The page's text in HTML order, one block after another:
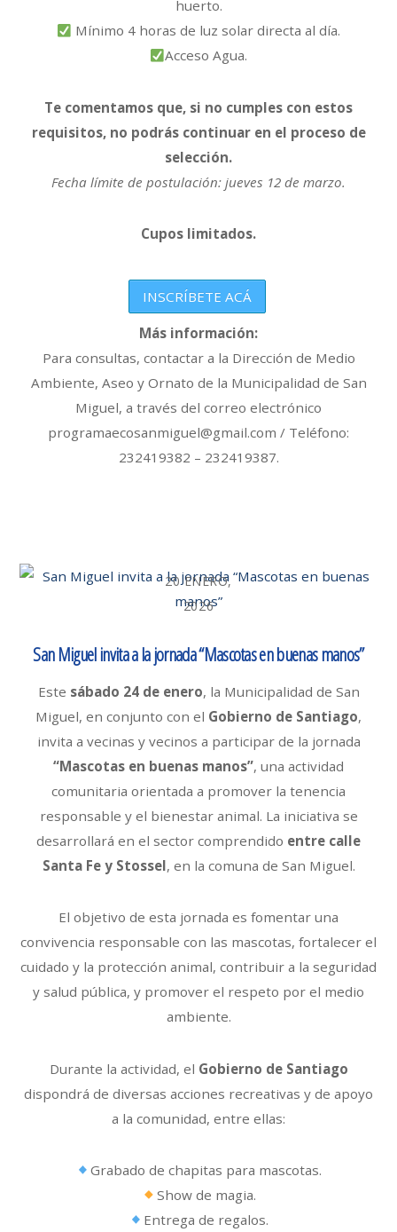
huerto.
Mínimo 4 horas de luz solar directa al día.
Acceso Agua.
Te comentamos que, si no cumples con estos
requisitos, no podrás continuar en el proceso de
selección.
Fecha límite de postulación: jueves 12 de marzo.
Cupos limitados.
INSCRÍBETE ACÁ
Más información:
Para consultas, contactar a la Dirección de Medio
Ambiente, Aseo y Ornato de la Municipalidad de San
Miguel, a través del correo electrónico
programaecosanmiguel@gmail.com / Teléfono:
232419382 – 232419387.
20 ENERO,
2026
San Miguel invita a la jornada “Mascotas en buenas manos”
Este sábado 24 de enero, la Municipalidad de San
Miguel, en conjunto con el Gobierno de Santiago,
invita a vecinas y vecinos a participar de la jornada
“Mascotas en buenas manos”, una actividad
comunitaria orientada a promover la tenencia
responsable y el bienestar animal. La iniciativa se
desarrollará en el sector comprendido entre calle
Santa Fe y Stossel, en la comuna de San Miguel.
El objetivo de esta jornada es fomentar una
convivencia responsable con las mascotas, fortalecer el
cuidado y la protección animal, contribuir a la seguridad
y salud pública, y promover el respeto por el medio
ambiente.
Durante la actividad, el Gobierno de Santiago
dispondrá de diversas acciones recreativas y de apoyo
a la comunidad, entre ellas:
Grabado de chapitas para mascotas.
Show de magia.
Entrega de regalos.